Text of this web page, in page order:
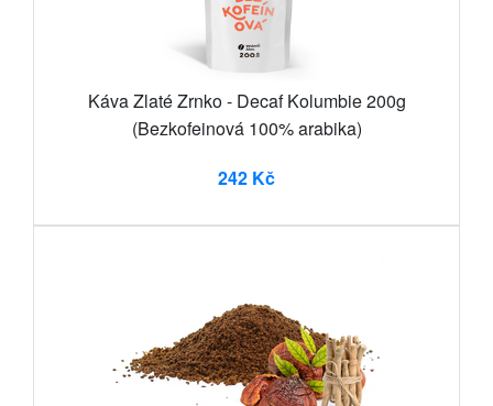
Káva Zlaté Zrnko - Decaf Kolumbie 200g
(Bezkofeinová 100% arabika)
242 Kč